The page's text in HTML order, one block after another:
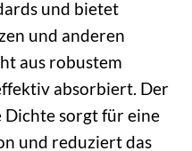
und bietet
und anderen
aus robustem
absorbiert. Der
Dichte sorgt für eine
und reduziert das